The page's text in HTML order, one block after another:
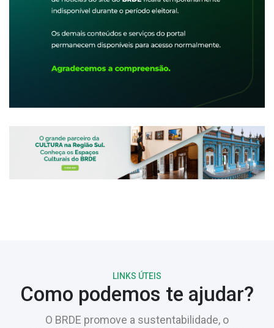
LINKS ÚTEIS
Como podemos te ajudar?
O BRDE promove a sustentabilidade, o